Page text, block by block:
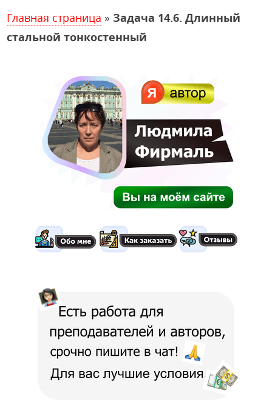
Главная страница » Задача 14.6. Длинный
стальной тонкостенный